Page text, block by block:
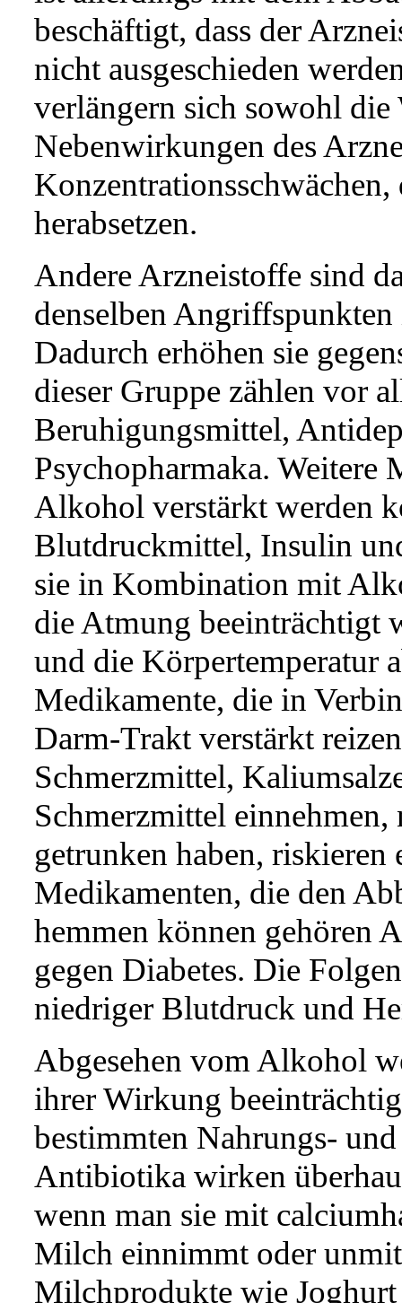
beschäftigt, dass der
nicht ausgeschieden
verlängern sich sowohl
Nebenwirkungen des
herabsetzen.
Andere Arzneistoffe sind
denselben
Dadurch erhöhen sie
dieser Gruppe zählen vor
Beruhigungsmittel,
Psychopharmaka. Weitere
Alkohol verstärkt werden
Blutdruckmittel, Insulin
sie in Kombination mit
die Atmung beeinträchtigt
und die Körpertemperatur
Medikamente, die in
Darm-Trakt verstärkt
Schmerzmittel,
Schmerzmittel
getrunken haben,
Medikamenten, die den
hemmen können gehören
gegen Diabetes. Die
niedriger Blutdruck und
Abgesehen vom Alkohol
ihrer Wirkung
bestimmten Nahrungs-
Antibiotika wirken
wenn man sie mit
Milch einnimmt oder
Milchprodukte wie